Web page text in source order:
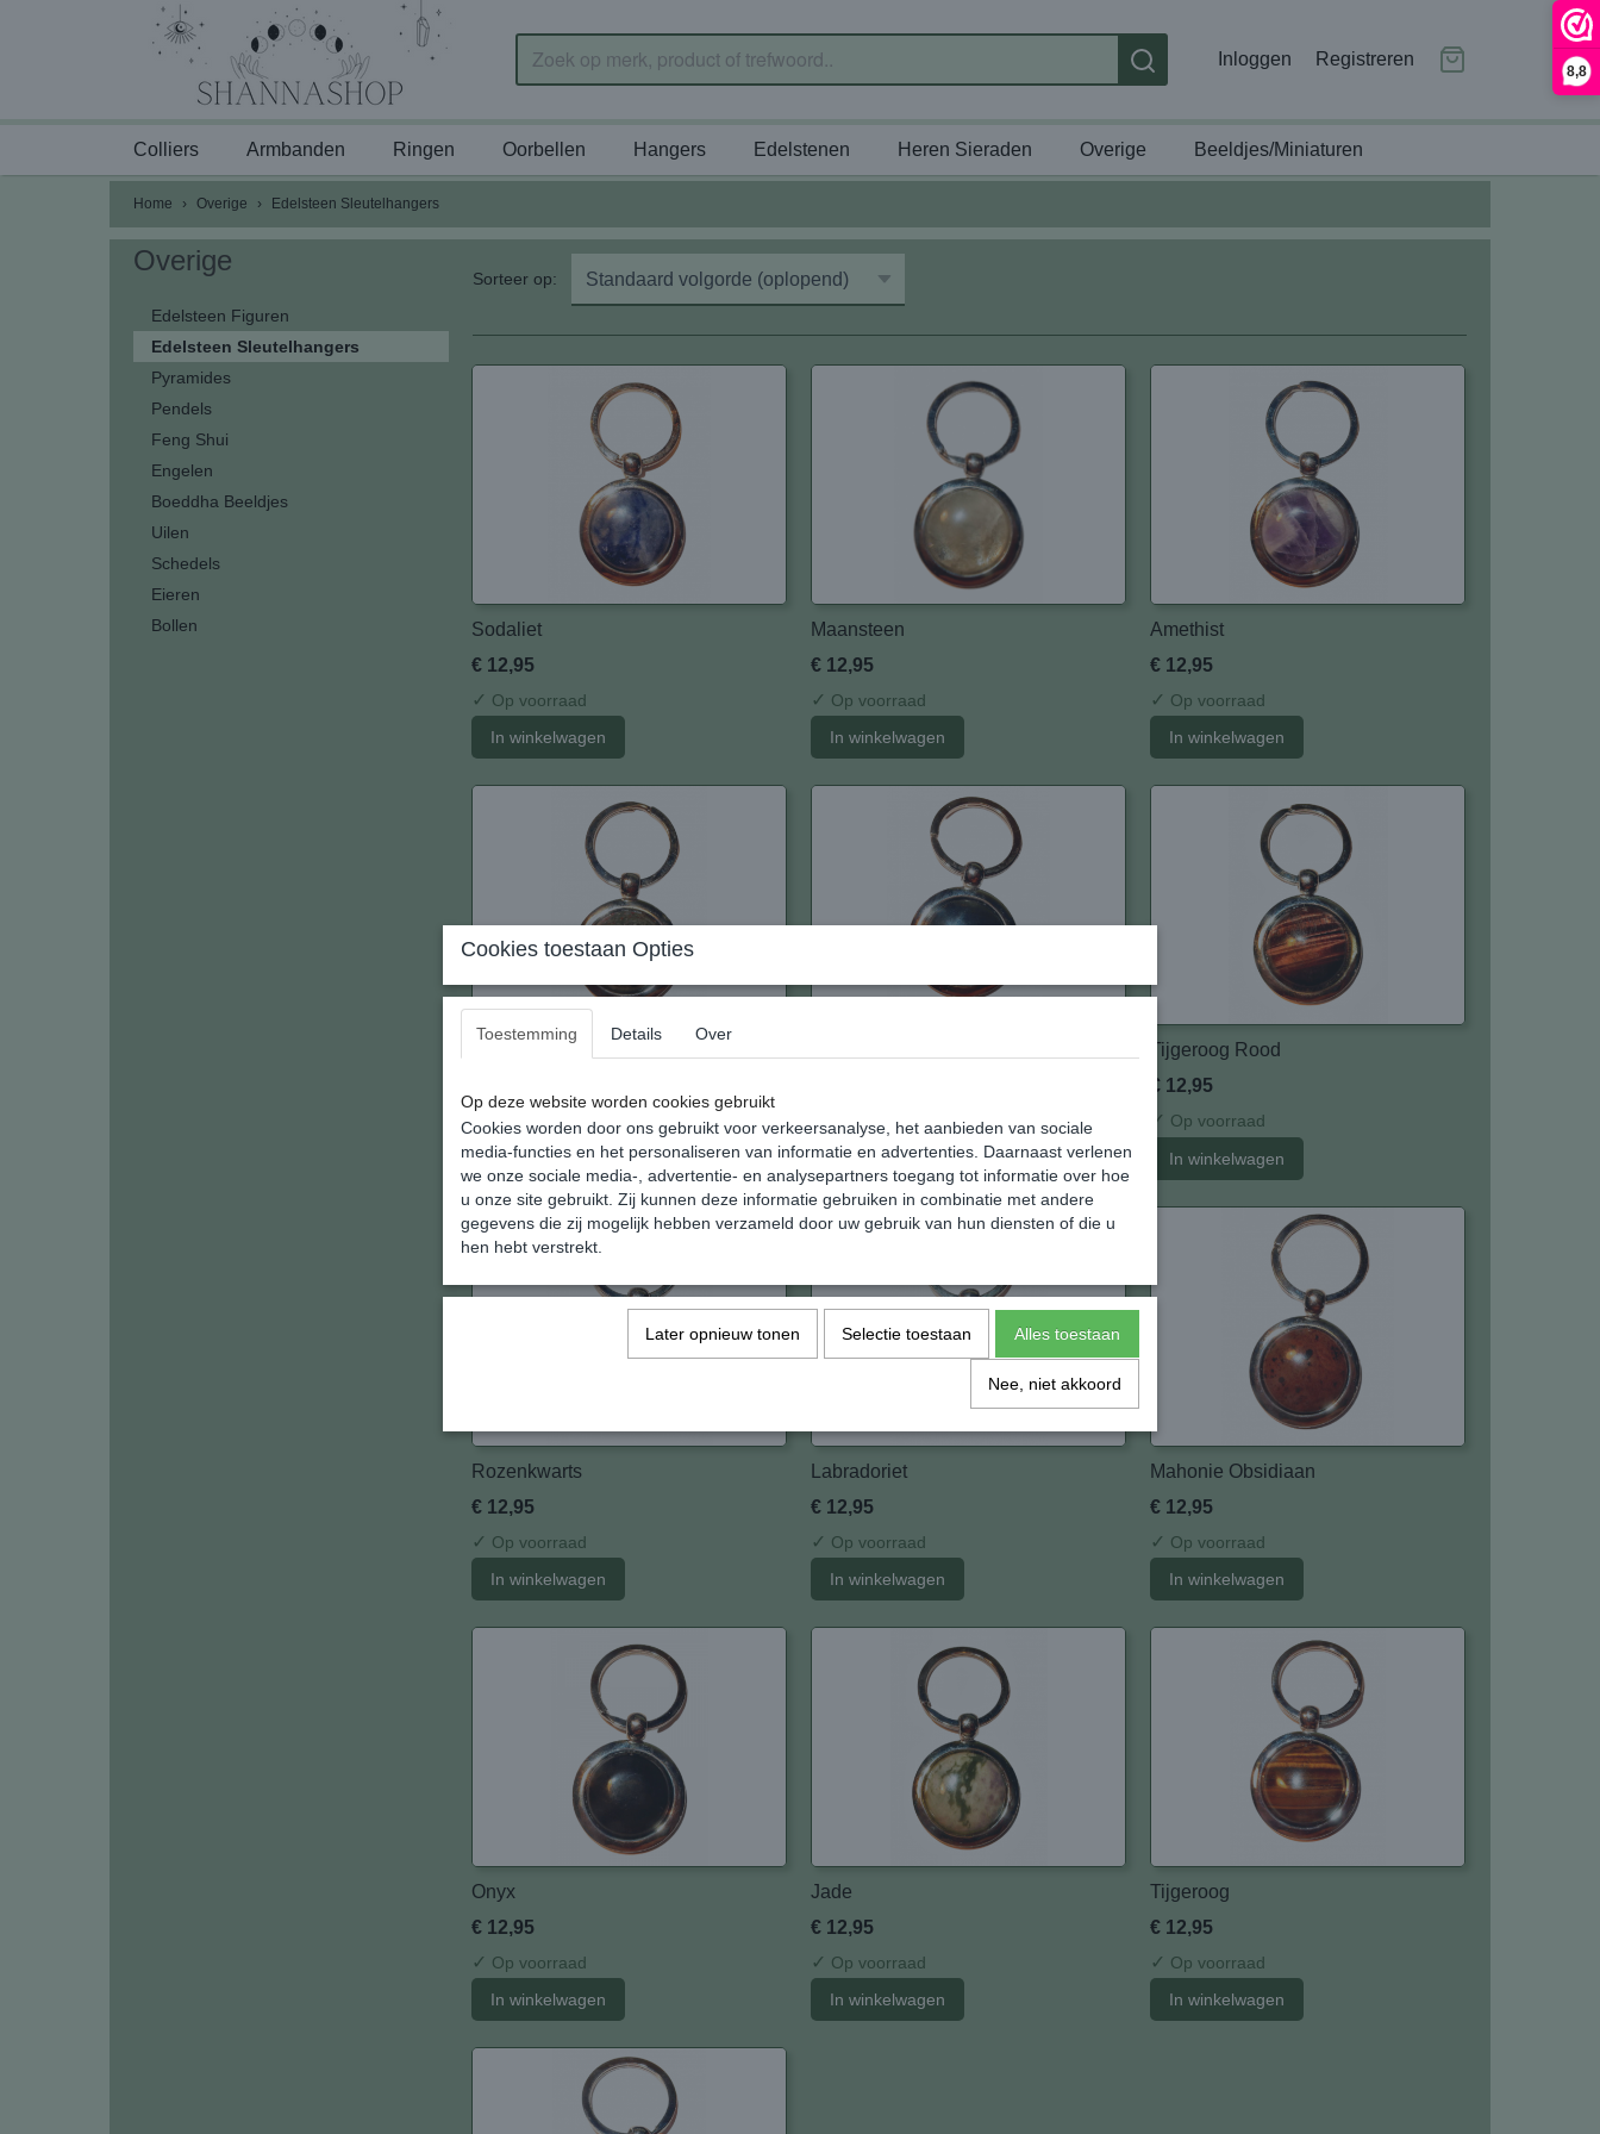
8,8
Inloggen Registreren
Colliers Armbanden Ringen Oorbellen Hangers Edelstenen Heren Sieraden Overige Beeldjes/Miniaturen
Home › Overige › Edelsteen Sleutelhangers
Overige
Edelsteen Figuren
Edelsteen Sleutelhangers
Pyramides
Pendels
Feng Shui
Engelen
Boeddha Beeldjes
Uilen
Schedels
Eieren
Bollen
Sorteer op:
Sodaliet
€ 12,95
✓ Op voorraad
In winkelwagen
Maansteen
€ 12,95
✓ Op voorraad
In winkelwagen
Amethist
€ 12,95
✓ Op voorraad
In winkelwagen
✓ Op voorraad
In winkelwagen
Op voorraad
In winkelwagen
Tijgeroog Rood
€ 12,95
✓ Op voorraad
In winkelwagen
Rozenkwarts
€ 12,95
✓ Op voorraad
In winkelwagen
Labradoriet
€ 12,95
✓ Op voorraad
In winkelwagen
Mahonie Obsidiaan
€ 12,95
✓ Op voorraad
In winkelwagen
Onyx
€ 12,95
✓ Op voorraad
In winkelwagen
Jade
€ 12,95
✓ Op voorraad
In winkelwagen
Tijgeroog
€ 12,95
✓ Op voorraad
In winkelwagen
Cookies toestaan Opties
Toestemming Details Over
Op deze website worden cookies gebruikt
Cookies worden door ons gebruikt voor verkeersanalyse, het aanbieden van sociale
media-functies en het personaliseren van informatie en advertenties. Daarnaast verlenen
we onze sociale media-, advertentie- en analysepartners toegang tot informatie over hoe
u onze site gebruikt. Zij kunnen deze informatie gebruiken in combinatie met andere
gegevens die zij mogelijk hebben verzameld door uw gebruik van hun diensten of die u
hen hebt verstrekt.
Later opnieuw tonen Selectie toestaan Alles toestaan
Nee, niet akkoord